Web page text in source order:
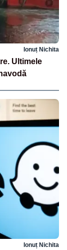
Ionuț Nichita
Ultimele
Ionuț Nichita